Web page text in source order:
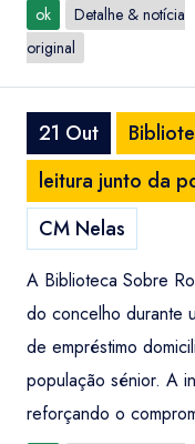
ok
Detalhe & notícia
original
21 Out
leitura junto da
CM Nelas
A Biblioteca Sobre
do concelho durante
de empréstimo
população sénior. A
reforçando o